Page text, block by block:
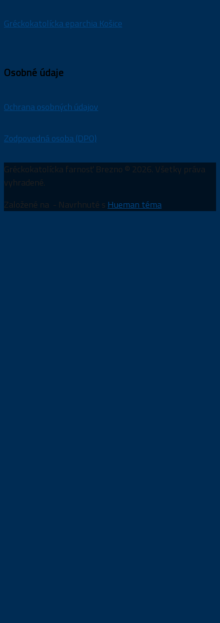
Gréckokatolícka eparchia Košice
Osobné údaje
Ochrana osobných údajov
Zodpovedná osoba (DPO)
Gréckokatolícka farnosť Brezno © 2026. Všetky práva
vyhradené.
Založené na - Navrhnuté s Hueman téma